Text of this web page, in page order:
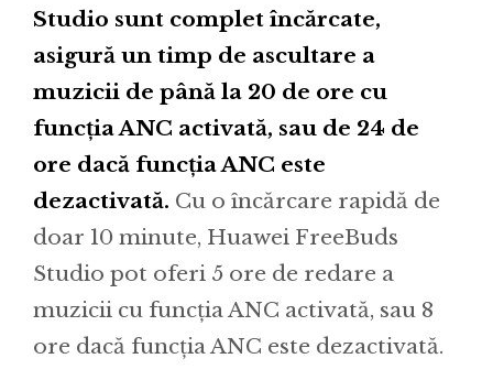
Studio sunt complet încărcate,
asigură un timp de ascultare a
muzicii de până la 20 de ore cu
funcția ANC activată, sau de 24 de
ore dacă funcția ANC este
dezactivată. Cu o încărcare rapidă de
doar 10 minute, Huawei FreeBuds
Studio pot oferi 5 ore de redare a
muzicii cu funcția ANC activată, sau 8
ore dacă funcția ANC este dezactivată.